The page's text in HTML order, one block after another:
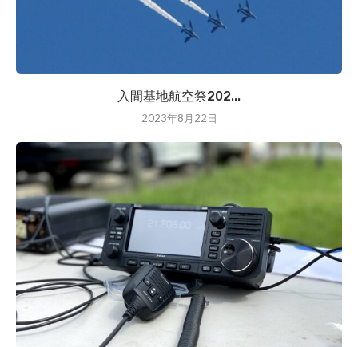
入間基地航空祭202...
2023年8月22日